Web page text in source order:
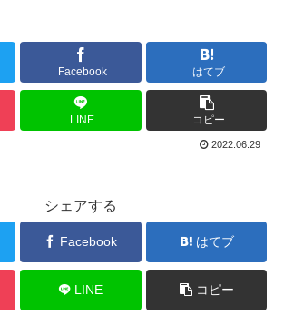
Facebook はてブ
LINE コピー
2022.06.29
シェアする
Facebook はてブ
LINE コピー